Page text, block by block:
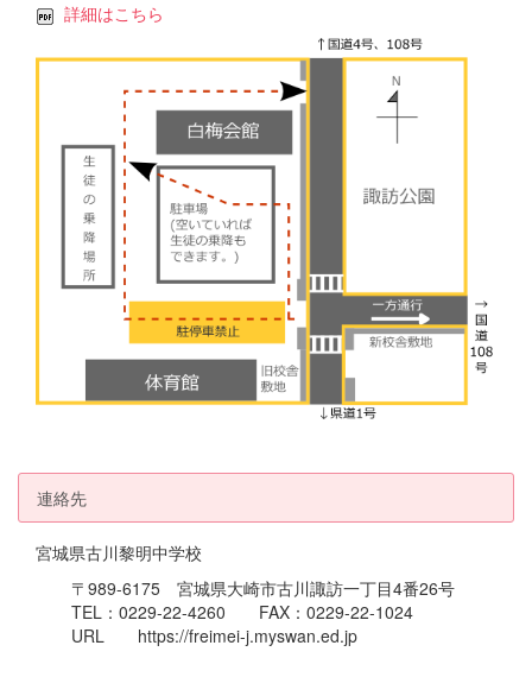
詳細はこちら
連絡先
宮城県古川黎明中学校
〒989-6175 宮城県大崎市古川諏訪一丁目4番26号
TEL：0229-22-4260 FAX：0229-22-1024
URL https://freimei-j.myswan.ed.jp